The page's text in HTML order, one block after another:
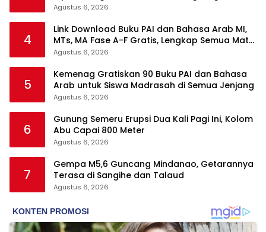
Tangan
Agustus 6, 2026
4
Link Download Buku PAI dan Bahasa Arab MI,
MTs, MA Fase A-F Gratis, Lengkap Semua Mata
Pelajaran
Agustus 6, 2026
5
Kemenag Gratiskan 90 Buku PAI dan Bahasa
Arab untuk Siswa Madrasah di Semua Jenjang
Agustus 6, 2026
6
Gunung Semeru Erupsi Dua Kali Pagi Ini, Kolom
Abu Capai 800 Meter
Agustus 6, 2026
7
Gempa M5,6 Guncang Mindanao, Getarannya
Terasa di Sangihe dan Talaud
Agustus 6, 2026